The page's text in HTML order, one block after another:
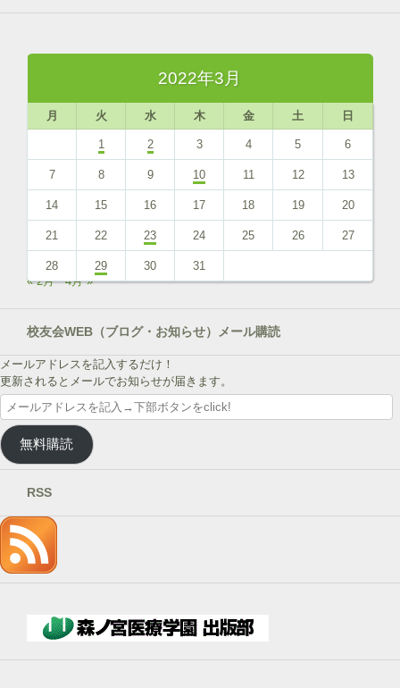
2022年3月
月 火 水 木 金 土 日
1 2 3 4 5 6
7 8 9 10 11 12 13
14 15 16 17 18 19 20
21 22 23 24 25 26 27
28 29 30
31
« 2月
4月 »
校友会WEB（ブログ・お知らせ）メール購読
メールアドレスを記入するだけ！
更新されるとメールでお知らせが届きます。
ー
ル
ア
ド
を
記
入
→
ン
無料購読
RSS